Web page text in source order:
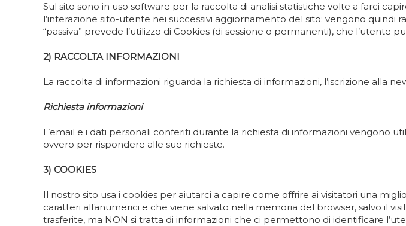
Sul sito sono in uso software per la raccolta di analisi statistiche volte a farci
l’interazione sito-utente nei successivi aggiornamento del sito: vengono quindi
“passiva” prevede l’utilizzo di Cookies (di sessione o permanenti), che l’utente
2) RACCOLTA INFORMAZIONI
La raccolta di informazioni riguarda la richiesta di informazioni, l’iscrizione alla
Richiesta informazioni
L’email e i dati personali conferiti durante la richiesta di informazioni vengono
ovvero per rispondere alle sue richieste.
3) COOKIES
Il nostro sito usa i cookies per aiutarci a capire come offrire ai visitatori una
caratteri alfanumerici e che viene salvato nella memoria del browser, salvo il
trasferite, ma NON si tratta di informazioni che ci permettono di identificare